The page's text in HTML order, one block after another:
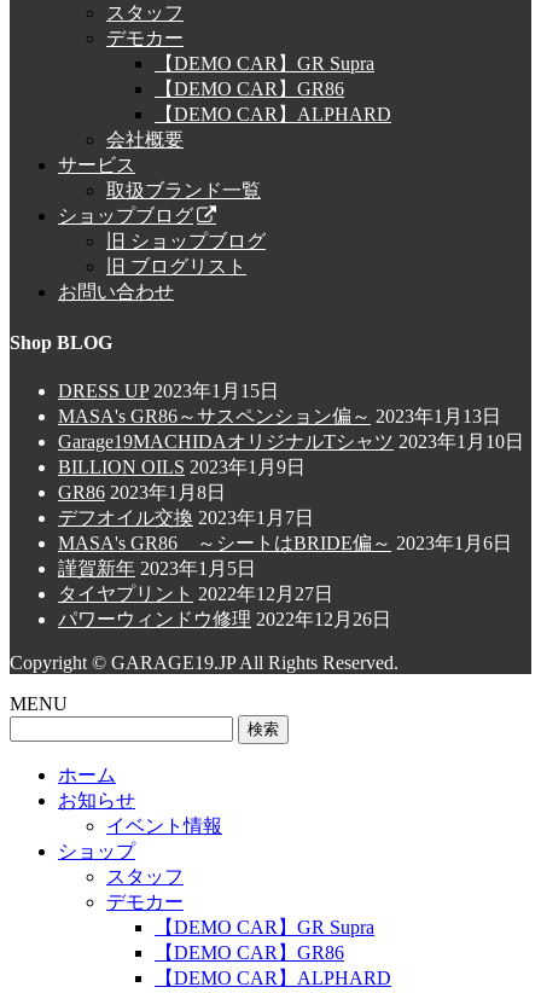
スタッフ
デモカー
【DEMO CAR】GR Supra
【DEMO CAR】GR86
【DEMO CAR】ALPHARD
会社概要
サービス
取扱ブランド一覧
ショップブログ
旧 ショップブログ
旧 ブログリスト
お問い合わせ
Shop BLOG
DRESS UP 2023年1月15日
MASA's GR86～サスペンション偏～ 2023年1月13日
Garage19MACHIDAオリジナルTシャツ 2023年1月10日
BILLION OILS 2023年1月9日
GR86 2023年1月8日
デフオイル交換 2023年1月7日
MASA's GR86 ～シートはBRIDE偏～ 2023年1月6日
謹賀新年 2023年1月5日
タイヤプリント 2022年12月27日
パワーウィンドウ修理 2022年12月26日
Copyright © GARAGE19.JP All Rights Reserved.
MENU
ホーム
お知らせ
イベント情報
ショップ
スタッフ
デモカー
【DEMO CAR】GR Supra
【DEMO CAR】GR86
【DEMO CAR】ALPHARD